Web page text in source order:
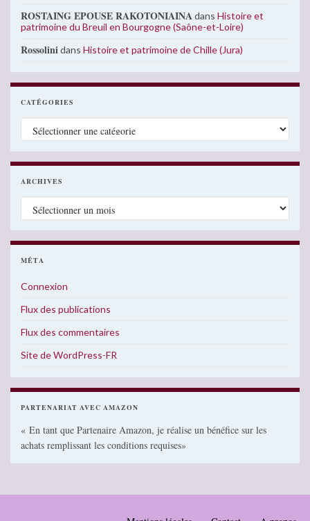
ROSTAING EPOUSE RAKOTONIAINAdans Histoire et
patrimoine du Breuil en Bourgogne (Saône-et-Loire)
Rossolinidans Histoire et patrimoine de Chille (Jura)
CATÉGORIES
Catégories
ARCHIVES
Archives
MÉTA
Connexion
Flux des publications
Flux des commentaires
Site de WordPress-FR
PARTENARIAT AVEC AMAZON
« En tant que Partenaire Amazon, je réalise un bénéfice sur les
achats remplissant les conditions requises»